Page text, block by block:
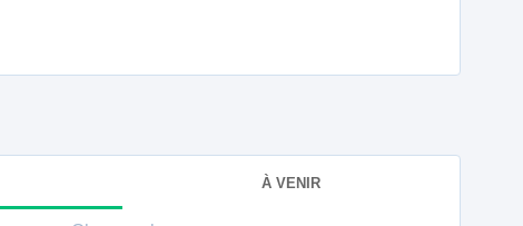
À VENIR